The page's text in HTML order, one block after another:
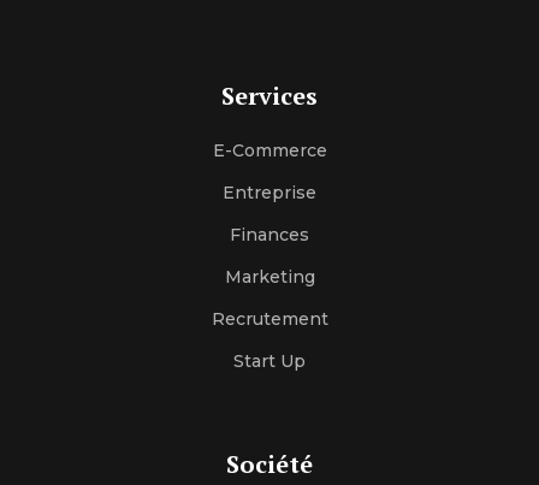
Services
E-Commerce
Entreprise
Finances
Marketing
Recrutement
Start Up
Société